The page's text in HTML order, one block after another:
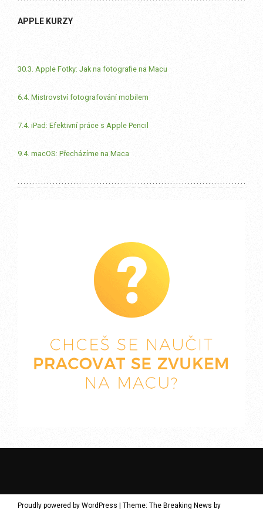
APPLE KURZY
30.3. Apple Fotky: Jak na fotografie na Macu
6.4. Mistrovství fotografování mobilem
7.4. iPad: Efektivní práce s Apple Pencil
9.4. macOS: Přecházíme na Maca
Proudly powered by WordPress Theme: The Breaking News by